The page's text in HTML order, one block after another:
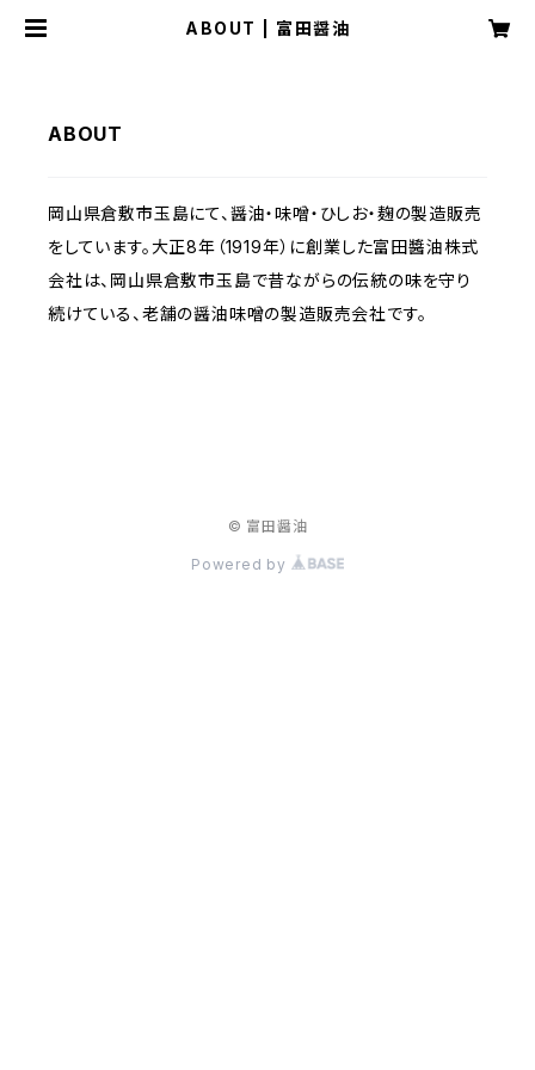
ABOUT | 富田醤油
ABOUT
岡山県倉敷市玉島にて、醤油・味噌・ひしお・麹の製造販売
をしています。大正8年（1919年）に創業した富田醬油株式
会社は、岡山県倉敷市玉島で昔ながらの伝統の味を守り
続けている、老舗の醤油味噌の製造販売会社です。
© 富田醤油
Powered by